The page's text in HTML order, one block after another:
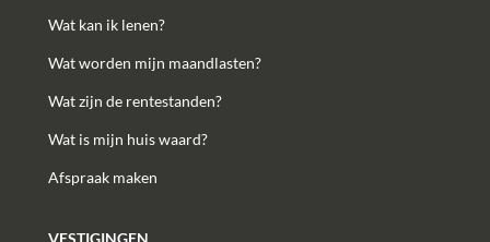
Wat kan ik lenen?
Wat worden mijn maandlasten?
Wat zijn de rentestanden?
Wat is mijn huis waard?
Afspraak maken